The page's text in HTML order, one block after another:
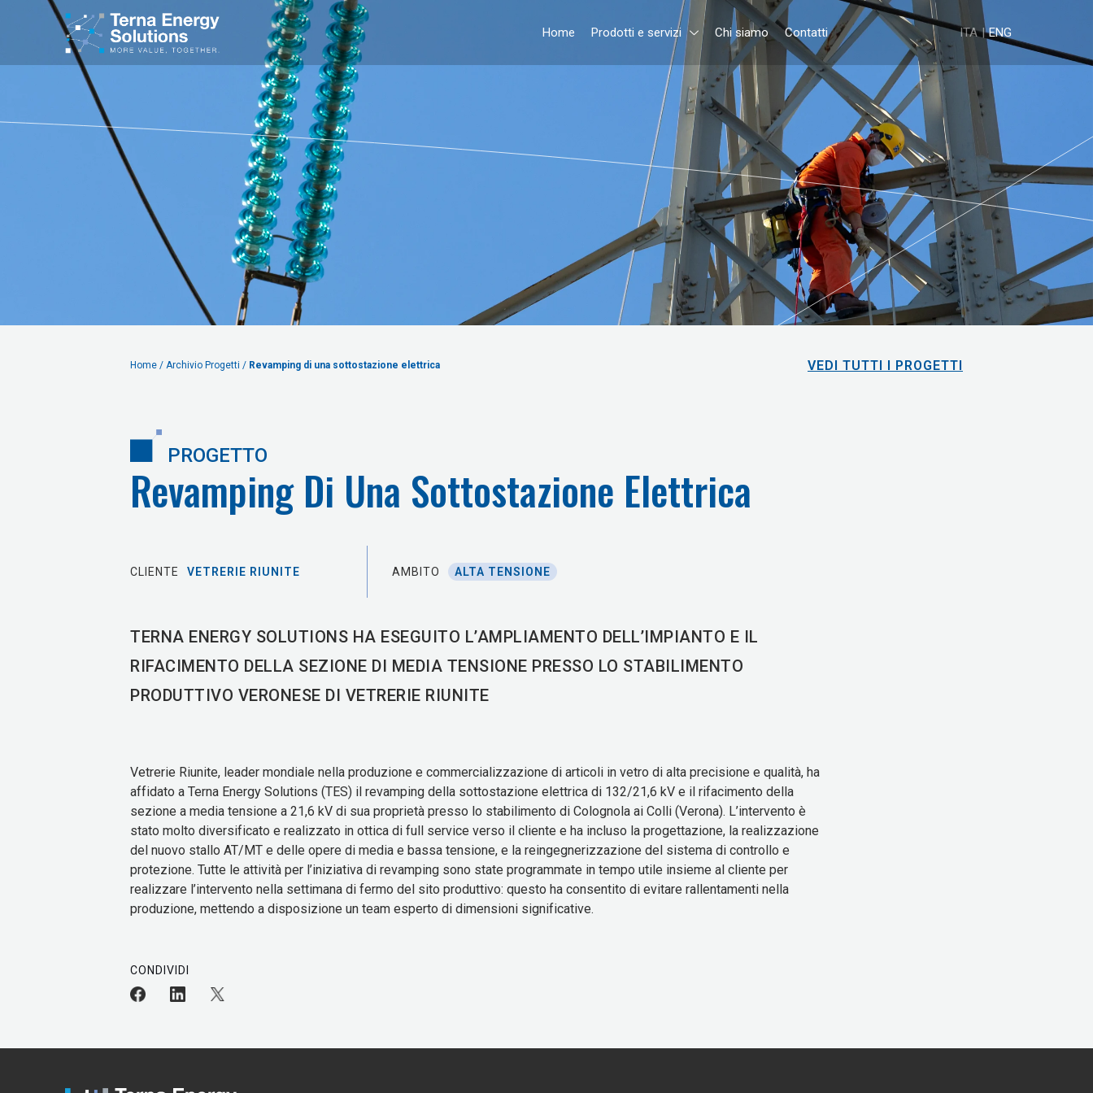
Home Prodotti e servizi Chi siamo Contatti ITA ENG
Home / Archivio Progetti / Revamping di una sottostazione elettrica VEDI TUTTI I PROGETTI
PROGETTO
Revamping Di Una Sottostazione Elettrica
CLIENTE VETRERIE RIUNITE AMBITO ALTA TENSIONE
TERNA ENERGY SOLUTIONS HA ESEGUITO L’AMPLIAMENTO DELL’IMPIANTO E IL
RIFACIMENTO DELLA SEZIONE DI MEDIA TENSIONE PRESSO LO STABILIMENTO
PRODUTTIVO VERONESE DI VETRERIE RIUNITE
Vetrerie Riunite, leader mondiale nella produzione e commercializzazione di articoli in vetro di alta precisione e qualità, ha
affidato a Terna Energy Solutions (TES) il revamping della sottostazione elettrica di 132/21,6 kV e il rifacimento della
sezione a media tensione a 21,6 kV di sua proprietà presso lo stabilimento di Colognola ai Colli (Verona). L’intervento è
stato molto diversificato e realizzato in ottica di full service verso il cliente e ha incluso la progettazione, la realizzazione
del nuovo stallo AT/MT e delle opere di media e bassa tensione, e la reingegnerizzazione del sistema di controllo e
protezione. Tutte le attività per l’iniziativa di revamping sono state programmate in tempo utile insieme al cliente per
realizzare l’intervento nella settimana di fermo del sito produttivo: questo ha consentito di evitare rallentamenti nella
produzione, mettendo a disposizione un team esperto di dimensioni significative.
CONDIVIDI